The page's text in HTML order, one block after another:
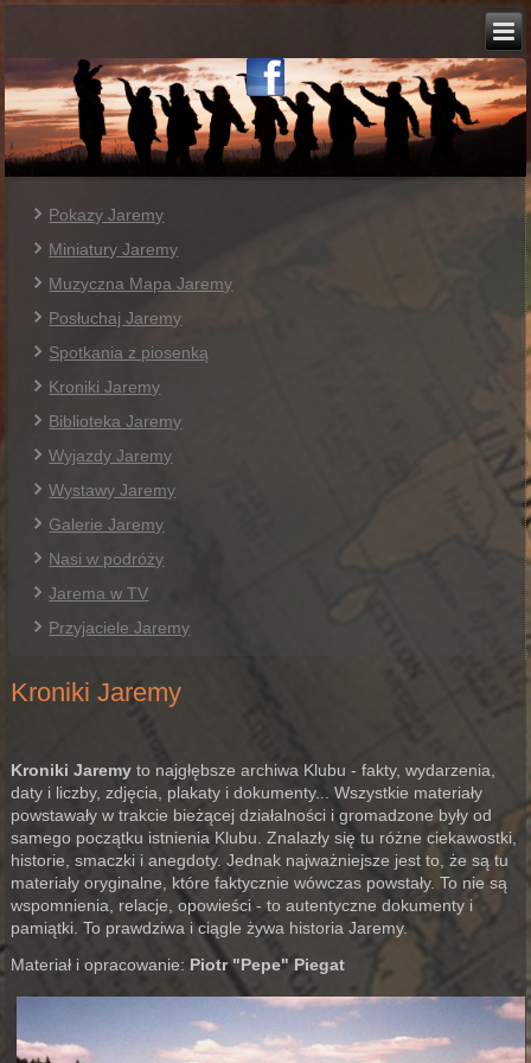
Pokazy Jaremy
Miniatury Jaremy
Muzyczna Mapa Jaremy
Posłuchaj Jaremy
Spotkania z piosenką
Kroniki Jaremy
Biblioteka Jaremy
Wyjazdy Jaremy
Wystawy Jaremy
Galerie Jaremy
Nasi w podróży
Jarema w TV
Przyjaciele Jaremy
Kroniki Jaremy
Kroniki Jaremyto najgłębsze archiwa Klubu - fakty, wydarzenia,
daty i liczby, zdjęcia, plakaty i dokumenty... Wszystkie materiały
powstawały w trakcie bieżącej działalności i gromadzone były od
samego początku istnienia Klubu. Znalazły się tu różne ciekawostki,
historie, smaczki i anegdoty. Jednak najważniejsze jest to, że są tu
materiały oryginalne, które faktycznie wówczas powstały. To nie są
wspomnienia, relacje, opowieści - to autentyczne dokumenty i
pamiątki. To prawdziwa i ciągle żywa historia Jaremy.
Materiał i opracowanie: Piotr "Pepe" Piegat